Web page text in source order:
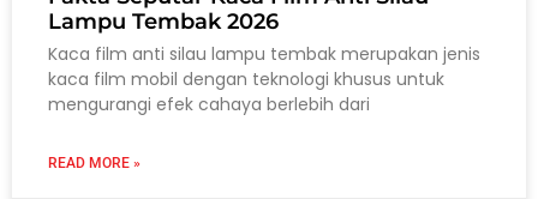
Lampu Tembak 2026
Kaca film anti silau lampu tembak merupakan jenis
kaca film mobil dengan teknologi khusus untuk
mengurangi efek cahaya berlebih dari
READ MORE »